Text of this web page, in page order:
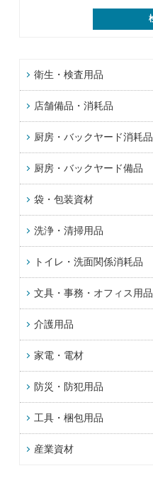
衛生・検査用品
店舗備品・消耗品
厨房・バックヤード消耗品
厨房・バックヤード備品
袋・包装資材
洗浄・清掃用品
トイレ・洗面関係消耗品
文具・事務・オフィス用品
介護用品
家電・電材
防災・防犯用品
工具・梱包用品
産業資材